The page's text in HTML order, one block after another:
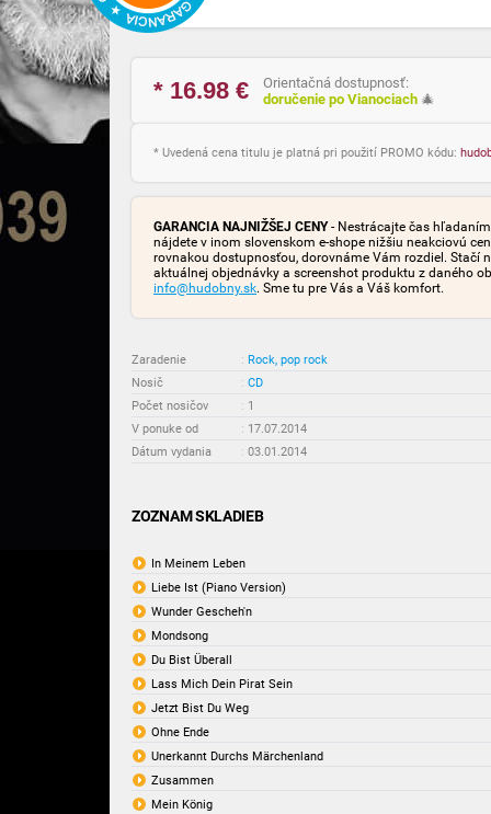
* 16.98 €
Orientačná dostupnosť:
doručenie po Vianociach 🎄
* Uvedená cena titulu je platná pri použití PROMO kódu:
GARANCIA NAJNIŽŠEJ CENY- Nestrácajte čas
nájdete v inom slovenskom e-shope nižšiu neakciovú
rovnakou dostupnosťou, dorovnáme Vám rozdiel. Stačí
aktuálnej objednávky a screenshot produktu z daného
info@hudobny.sk. Sme tu pre Vás a Váš komfort.
Zaradenie : Rock, pop rock
Nosič
: CD
Počet nosičov
: 1
V ponuke od
: 17.07.2014
Dátum vydania
: 03.01.2014
ZOZNAM SKLADIEB
In Meinem Leben
Liebe Ist (Piano Version)
Wunder Gescheh'n
Mondsong
Du Bist Überall
Lass Mich Dein Pirat Sein
Jetzt Bist Du Weg
Ohne Ende
Unerkannt Durchs Märchenland
Zusammen
Mein König